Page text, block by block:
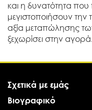
και η δυνατότητα που
μεγιστοποιήσουν την
αξία μεταπώλησης
ξεχωρίσει στην
Σχετικά με εμάς
Βιογραφικό